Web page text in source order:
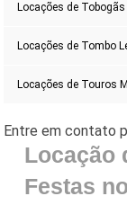
Locações de
Locações de Tombo
Locações de Touros
Locação
Festas